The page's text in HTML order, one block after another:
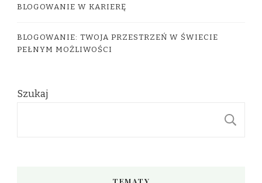
BLOGOWANIE W KARIERĘ
BLOGOWANIE: TWOJA PRZESTRZEŃ W ŚWIECIE
PEŁNYM MOŻLIWOŚCI
Szukaj
TEMATY